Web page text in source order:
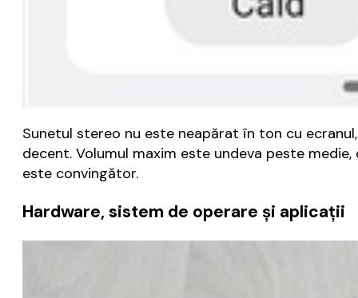
Sunetul stereo nu este neapărat în ton cu
decent. Volumul maxim este undeva peste
este convingător.
Hardware, sistem de operare și aplicații